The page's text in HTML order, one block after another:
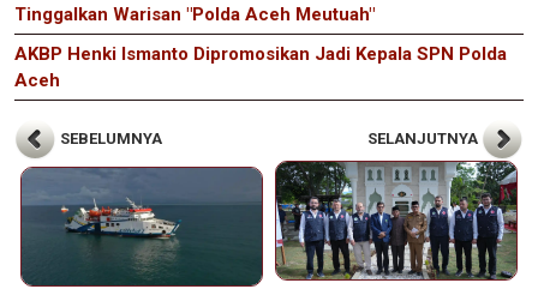
Tinggalkan Warisan "Polda Aceh Meutuah"
AKBP Henki Ismanto Dipromosikan Jadi Kepala SPN Polda
Aceh
SEBELUMNYA SELANJUTNYA